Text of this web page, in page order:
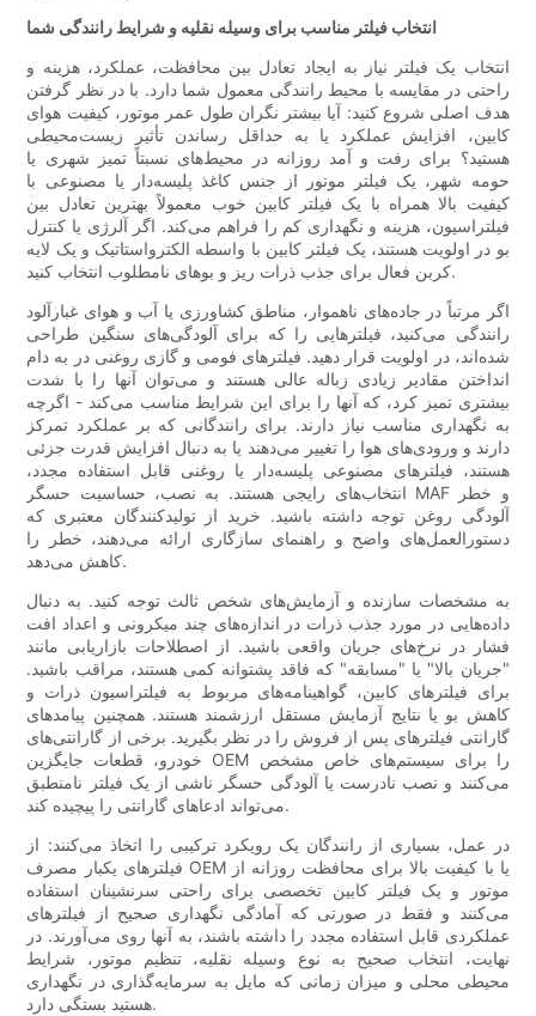
انتخاب فیلتر مناسب برای وسیله نقلیه و شرایط رانندگی شما
انتخاب یک فیلتر نیاز به ایجاد تعادل بین محافظت، عملکرد، هزینه و
راحتی در مقایسه با محیط رانندگی معمول شما دارد. با در نظر گرفتن
هدف اصلی شروع کنید: آیا بیشتر نگران طول عمر موتور، کیفیت هوای
کابین، افزایش عملکرد یا به حداقل رساندن تأثیر زیست‌محیطی
هستید؟ برای رفت و آمد روزانه در محیط‌های نسبتاً تمیز شهری یا
حومه شهر، یک فیلتر موتور از جنس کاغذ پلیسه‌دار یا مصنوعی با
کیفیت بالا همراه با یک فیلتر کابین خوب معمولاً بهترین تعادل بین
فیلتراسیون، هزینه و نگهداری کم را فراهم می‌کند. اگر آلرژی یا کنترل
بو در اولویت هستند، یک فیلتر کابین با واسطه الکترواستاتیک و یک لایه
کربن فعال برای جذب ذرات ریز و بوهای نامطلوب انتخاب کنید.
اگر مرتباً در جاده‌های ناهموار، مناطق کشاورزی یا آب و هوای غبارآلود
رانندگی می‌کنید، فیلترهایی را که برای آلودگی‌های سنگین طراحی
شده‌اند، در اولویت قرار دهید. فیلترهای فومی و گازی روغنی در به دام
انداختن مقادیر زیادی زباله عالی هستند و می‌توان آنها را با شدت
بیشتری تمیز کرد، که آنها را برای این شرایط مناسب می‌کند - اگرچه
به نگهداری مناسب نیاز دارند. برای رانندگانی که بر عملکرد تمرکز
دارند و ورودی‌های هوا را تغییر می‌دهند یا به دنبال افزایش قدرت جزئی
هستند، فیلترهای مصنوعی پلیسه‌دار یا روغنی قابل استفاده مجدد،
انتخاب‌های رایجی هستند. به نصب، حساسیت حسگر MAF و خطر
آلودگی روغن توجه داشته باشید. خرید از تولیدکنندگان معتبری که
دستورالعمل‌های واضح و راهنمای سازگاری ارائه می‌دهند، خطر را
کاهش می‌دهد.
به مشخصات سازنده و آزمایش‌های شخص ثالث توجه کنید. به دنبال
داده‌هایی در مورد جذب ذرات در اندازه‌های چند میکرونی و اعداد افت
فشار در نرخ‌های جریان واقعی باشید. از اصطلاحات بازاریابی مانند
"جریان بالا" یا "مسابقه" که فاقد پشتوانه کمی هستند، مراقب باشید.
برای فیلترهای کابین، گواهینامه‌های مربوط به فیلتراسیون ذرات و
کاهش بو یا نتایج آزمایش مستقل ارزشمند هستند. همچنین پیامدهای
گارانتی فیلترهای پس از فروش را در نظر بگیرید. برخی از گارانتی‌های
خودرو، قطعات جایگزین OEM را برای سیستم‌های خاص مشخص
می‌کنند و نصب نادرست یا آلودگی حسگر ناشی از یک فیلتر نامنطبق
می‌تواند ادعاهای گارانتی را پیچیده کند.
در عمل، بسیاری از رانندگان یک رویکرد ترکیبی را اتخاذ می‌کنند: از
فیلترهای یکبار مصرف OEM یا با کیفیت بالا برای محافظت روزانه از
موتور و یک فیلتر کابین تخصصی برای راحتی سرنشینان استفاده
می‌کنند و فقط در صورتی که آمادگی نگهداری صحیح از فیلترهای
عملکردی قابل استفاده مجدد را داشته باشند، به آنها روی می‌آورند. در
نهایت، انتخاب صحیح به نوع وسیله نقلیه، تنظیم موتور، شرایط
محیطی محلی و میزان زمانی که مایل به سرمایه‌گذاری در نگهداری
هستید بستگی دارد.